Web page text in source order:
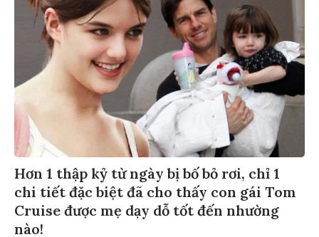
Hơn 1 thập kỷ từ ngày bị bố bỏ rơi, chỉ 1
chi tiết đặc biệt đã cho thấy con gái Tom
Cruise được mẹ dạy dỗ tốt đến nhường
nào!